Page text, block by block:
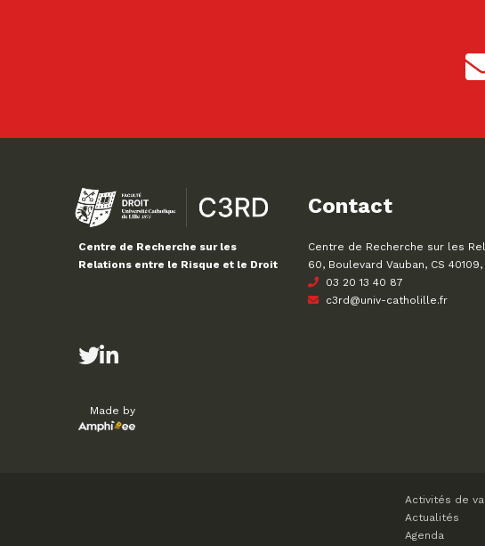
Centre de Recherche sur les
Relations entre le Risque et le Droit
Contact
Centre de Recherche sur les
60, Boulevard Vauban, CS
03 20 13 40 87
c3rd@univ-catholille.fr
Made by
Activités de
Actualités
Agenda